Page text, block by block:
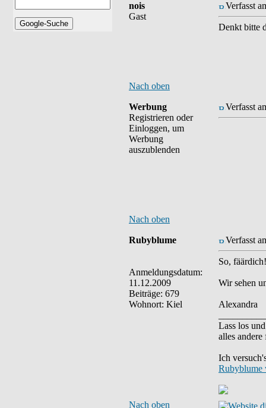
nois
Gast
Verfasst
Denkt bitte
Nach oben
Werbung
Registrieren oder
Einloggen, um
Werbung
auszublenden
Verfasst
Nach oben
Rubyblume
Anmeldungsdatum:
11.12.2009
Beiträge: 679
Wohnort: Kiel
Verfasst
So,
Wir sehen
Alexandra
Lass los
alles
Ich
Rubyblume
Nach oben